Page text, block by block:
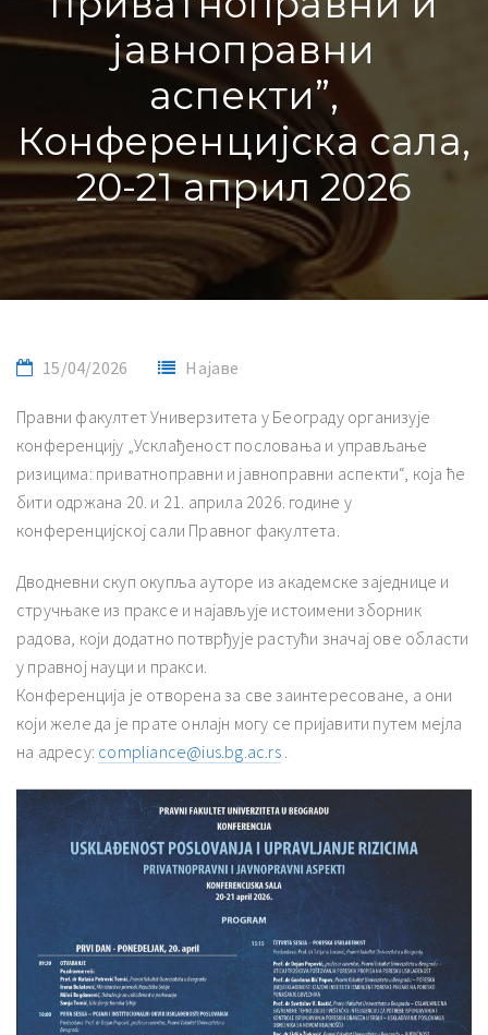
јавноправни
аспекти”,
Конференцијска сала,
20-21 април 2026
15/04/2026 Најаве
Правни факултет Универзитета у Београду организује
конференцију „Усклађеност пословања и управљање
ризицима: приватноправни и јавноправни аспекти“, која ће
бити одржана 20. и 21. априла 2026. године у
конференцијској сали Правног факултета.
Дводневни скуп окупља ауторе из академске заједнице и
стручњаке из праксе и најављује истоимени зборник
радова, који додатно потврђује растући значај ове области
у правној науци и пракси.
Конференција је отворена за све заинтересоване, а они
који желе да је прате онлајн могу се пријавити путем мејла
на адресу: compliance@ius.bg.ac.rs.